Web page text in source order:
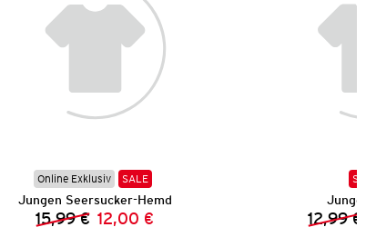
Online Exklusiv SALE
Jungen Seersucker-Hemd
Vorheriger Preis:
15,99 € Neuer Preis:
12,00 € 12,99 €